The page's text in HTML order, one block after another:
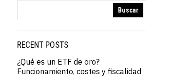
Buscar
RECENT POSTS
¿Qué es un ETF de oro?
Funcionamiento, costes y fiscalidad